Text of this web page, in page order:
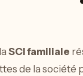
SCI familiale
de la société